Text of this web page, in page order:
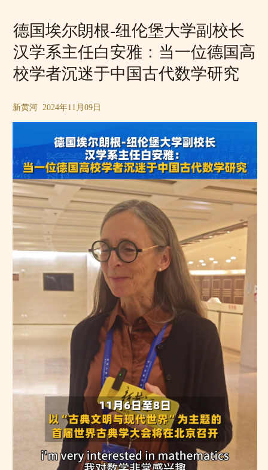
德国埃尔朗根-纽伦堡大学副校长
汉学系主任白安雅：当一位德国高
校学者沉迷于中国古代数学研究
新黄河 2024年11月09日